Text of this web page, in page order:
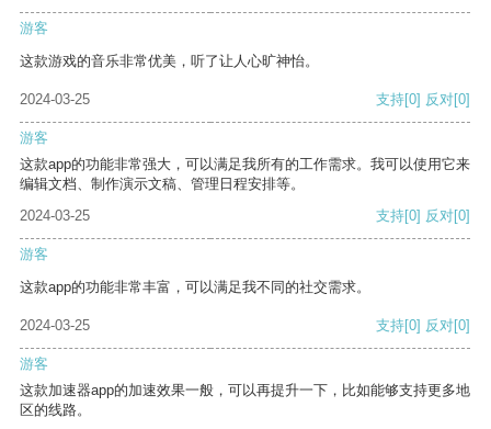
游客
这款游戏的音乐非常优美，听了让人心旷神怡。
2024-03-25 支持[0] 反对[0]
游客
这款app的功能非常强大，可以满足我所有的工作需求。我可以使用它来
编辑文档、制作演示文稿、管理日程安排等。
2024-03-25
支持[0] 反对[0]
游客
这款app的功能非常丰富，可以满足我不同的社交需求。
2024-03-25 支持[0] 反对[0]
游客
这款加速器app的加速效果一般，可以再提升一下，比如能够支持更多地
区的线路。